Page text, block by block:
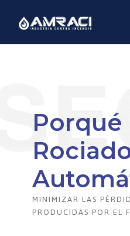
Porqué
MINIMIZAR LAS
PRODUCIDAS POR EL